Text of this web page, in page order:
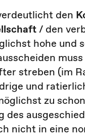
den
/ den
hohe
streben (im
und
zu
nicht in eine